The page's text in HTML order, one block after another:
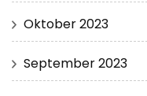
Oktober 2023
September 2023